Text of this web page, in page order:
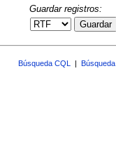
Guardar registros:
Guardar
Búsqueda CQL